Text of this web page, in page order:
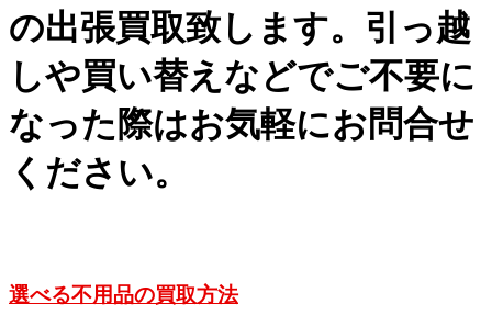
の出張買取致します。引っ越
しや買い替えなどでご不要に
なった際はお気軽にお問合せ
ください。
選べる不用品の買取方法